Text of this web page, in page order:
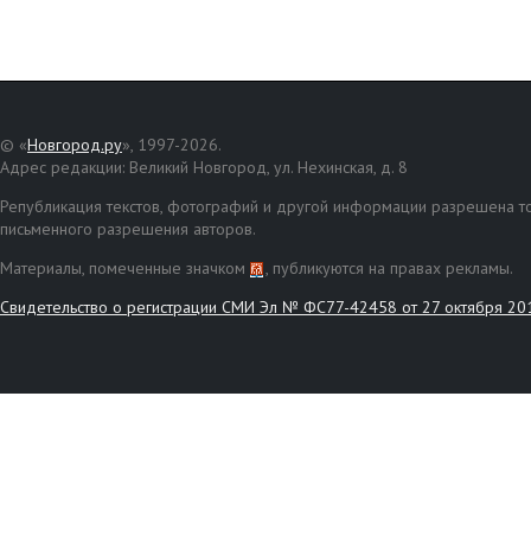
© «Новгород.ру», 1997-2026.
Адрес редакции: Великий Новгород, ул. Нехинская, д. 8
Републикация текстов, фотографий и другой информации разрешена
письменного разрешения авторов.
Материалы, помеченные значком
, публикуются на правах рекламы.
Свидетельство о регистрации СМИ Эл № ФС77-42458 от 27 октября